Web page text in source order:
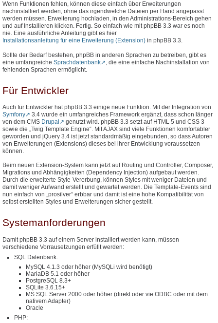
Wenn Funktionen fehlen, können diese einfach über Erweiterungen
nachinstalliert werden, ohne das irgendwelche Dateien per Hand angepasst
werden müssen. Erweiterung hochladen, in den Administrations-Bereich gehen
und auf Installieren klicken. Fertig. So einfach wie mit phpBB 3.3 war es noch
nie. Eine ausführliche Anleitung gibt es hier
Installationsanleitung für eine Erweiterung (Extension) in phpBB 3.3.
Sollte der Bedarf bestehen, phpBB in anderen Sprachen zu betreiben, gibt es
eine umfangreiche Sprachdatenbank
, die eine einfache Nachinstallation von
fehlenden Sprachen ermöglicht.
Für Entwickler
Auch für Entwickler hat phpBB 3.3 einige neue Funktion. Mit der Integration von
Symfony
3.4 wurde ein umfangreiches Framework ergänzt, dass schon länger
von dem CMS Drupal
genutzt wird. phpBB 3.3 setzt auf HTML 5 und CSS 3
sowie die „Twig Template Engine“. Mit AJAX sind viele Funktionen komfortabler
geworden und jQuery 3.4 ist jetzt standardmäßig eingebunden, so dass Autoren
von Erweiterungen (Extensions) dieses bei ihrer Entwicklung voraussetzen
können.
Beim neuen Extension-System kann jetzt auf Routing und Controller, Composer,
Migrations und Abhängigkeiten (Dependency Injection) aufgebaut werden.
Durch die erweiterte Style-Vererbung, können Styles mit weniger Dateien und
damit weniger Aufwand erstellt und gewartet werden. Die Template-Events sind
nun einfach von „prosilver“ erbbar und damit ist eine hohe Kompatibilität von
selbst erstellten Styles und Erweiterungen sicher gestellt.
Systemanforderungen
Damit phpBB 3.3 auf einem Server installiert werden kann, müssen
verschiedene Vorrausetzungen erfüllt werden:
SQL Datenbank:
MySQL 4.1.3 oder höher (MySQLi wird benötigt)
MariaDB 5.1 oder höher
PostgreSQL 8.3+
SQLite 3.6.15+
MS SQL Server 2000 oder höher (direkt oder vie ODBC oder mit dem
nativem Adapter)
Oracle
PHP: